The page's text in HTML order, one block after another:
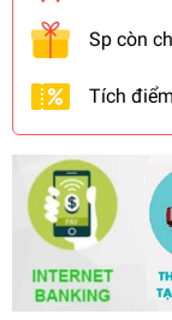
Sp còn
Tích